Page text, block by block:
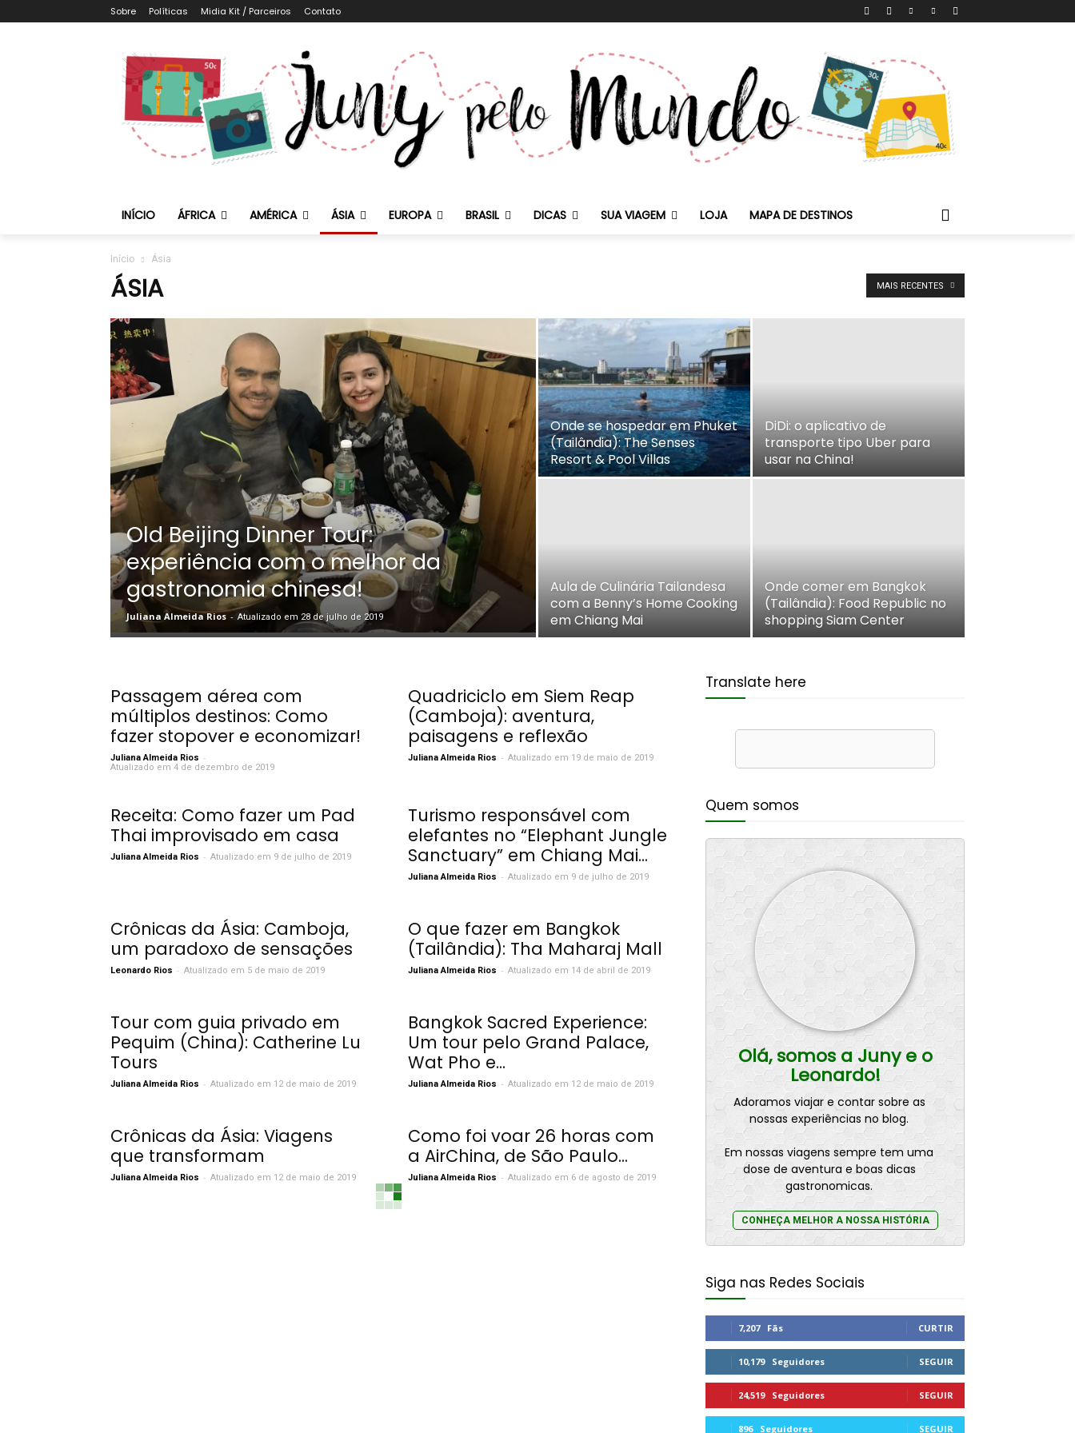
Sobre Políticas Midia Kit / Parceiros Contato
INÍCIO ÁFRICA AMÉRICA ÁSIA EUROPA BRASIL DICAS SUA VIAGEM LOJA MAPA DE DESTINOS
Início Ásia
ÁSIA MAIS RECENTES
Old Beijing Dinner Tour:
experiência com o melhor da
gastronomia chinesa!
Juliana Almeida Rios - Atualizado em 28 de julho de 2019
Onde se hospedar em Phuket
(Tailândia): The Senses
Resort & Pool Villas
DiDi: o aplicativo de
transporte tipo Uber para
usar na China!
Aula de Culinária Tailandesa
com a Benny’s Home Cooking
em Chiang Mai
Onde comer em Bangkok
(Tailândia): Food Republic no
shopping Siam Center
Passagem aérea com
múltiplos destinos: Como
fazer stopover e economizar!
Juliana Almeida Rios -
Atualizado em 4 de dezembro de 2019
Quadriciclo em Siem Reap
(Camboja): aventura,
paisagens e reflexão
Juliana Almeida Rios - Atualizado em 19 de maio de 2019
Receita: Como fazer um Pad
Thai improvisado em casa
Juliana Almeida Rios - Atualizado em 9 de julho de 2019
Turismo responsável com
elefantes no “Elephant Jungle
Sanctuary” em Chiang Mai...
Juliana Almeida Rios - Atualizado em 9 de julho de 2019
Crônicas da Ásia: Camboja,
um paradoxo de sensações
Leonardo Rios - Atualizado em 5 de maio de 2019
O que fazer em Bangkok
(Tailândia): Tha Maharaj Mall
Juliana Almeida Rios - Atualizado em 14 de abril de 2019
Tour com guia privado em
Pequim (China): Catherine Lu
Tours
Juliana Almeida Rios - Atualizado em 12 de maio de 2019
Bangkok Sacred Experience:
Um tour pelo Grand Palace,
Wat Pho e...
Juliana Almeida Rios - Atualizado em 12 de maio de 2019
Crônicas da Ásia: Viagens
que transformam
Juliana Almeida Rios - Atualizado em 12 de maio de 2019
Como foi voar 26 horas com
a AirChina, de São Paulo...
Juliana Almeida Rios - Atualizado em 6 de agosto de 2019
Translate here
Quem somos
Olá, somos a Juny e o
Leonardo!
Adoramos viajar e contar sobre as
nossas experiências no blog.
Em nossas viagens sempre tem uma
dose de aventura e boas dicas
gastronomicas.
CONHEÇA MELHOR A NOSSA HISTÓRIA
Siga nas Redes Sociais
7,207 Fãs CURTIR
10,179 Seguidores SEGUIR
24,519 Seguidores SEGUIR
896 Seguidores SEGUIR